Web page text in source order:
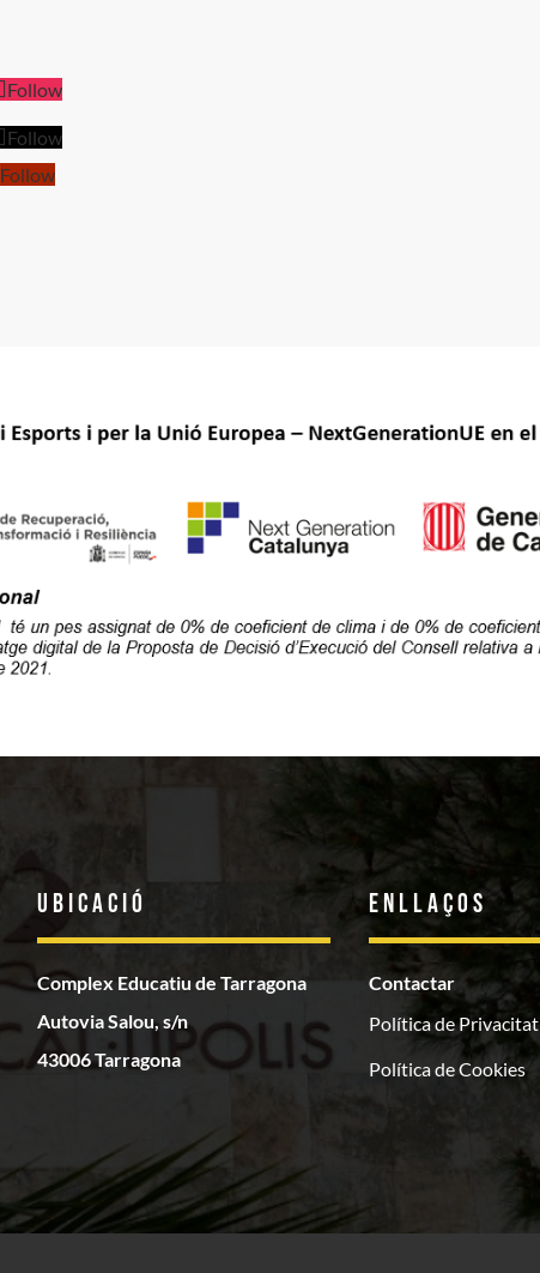
Follow
Follow
Follow
Ubicació
Complex Educatiu de Tarragona
Autovia Salou, s/n
43006 Tarragona
Enllaços
Contactar
Política de Privacitat
Política de Cookies